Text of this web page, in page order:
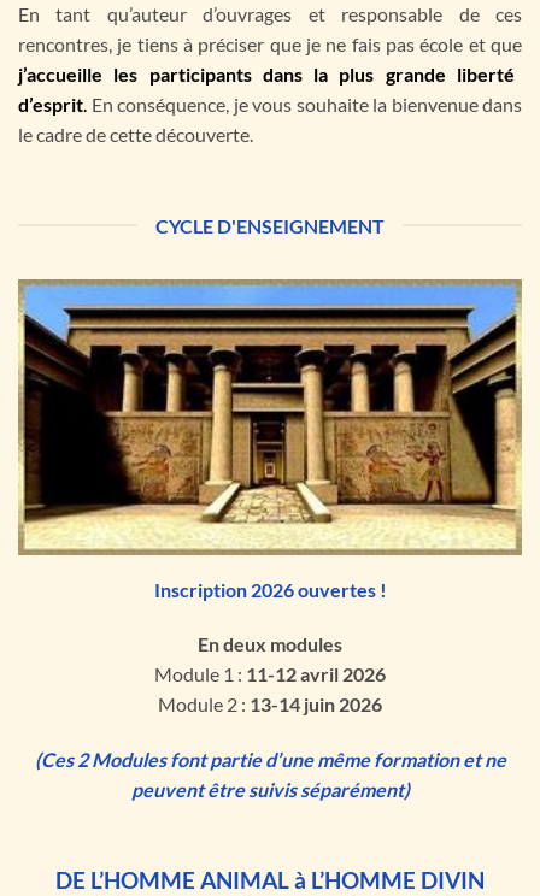
En tant qu’auteur d’ouvrages et responsable de ces
rencontres, je tiens à préciser que je ne fais pas école et que
j’accueille les participants dans la plus grande liberté
d’esprit. En conséquence, je vous souhaite la bienvenue dans
le cadre de cette découverte.
CYCLE D'ENSEIGNEMENT
Inscription 2026 ouvertes !
En deux modules
Module 1 : 11-12 avril 2026
Module 2 : 13-14 juin 2026
(Ces 2 Modules font partie d’une même formation et ne
peuvent être suivis séparément)
DE L’HOMME ANIMAL à L’HOMME DIVIN